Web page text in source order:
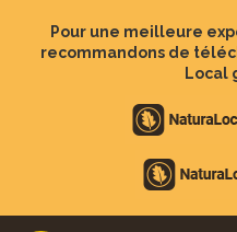
contenu
Pour une meilleure
recommandons de
Local